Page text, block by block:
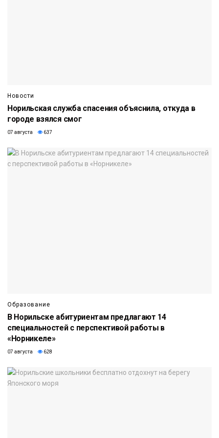
Новости
Норильская служба спасения объяснила, откуда в
городе взялся смог
07 августа 637
Образование
В Норильске абитуриентам предлагают 14
специальностей с перспективой работы в
«Норникеле»
07 августа 628